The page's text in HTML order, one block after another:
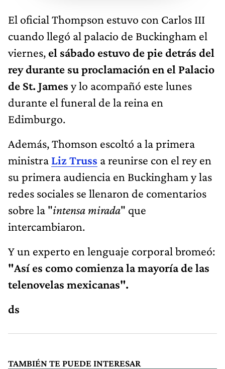
El oficial Thompson estuvo con Carlos III
cuando llegó al palacio de Buckingham el
viernes, el sábado estuvo de pie detrás del
rey durante su proclamación en el Palacio
de St. James y lo acompañó este lunes
durante el funeral de la reina en
Edimburgo.
Además, Thomson escoltó a la primera
ministra Liz Truss a reunirse con el rey en
su primera audiencia en Buckingham y las
redes sociales se llenaron de comentarios
sobre la "intensa mirada" que
intercambiaron.
Y un experto en lenguaje corporal bromeó:
"Así es como comienza la mayoría de las
telenovelas mexicanas".
ds
TAMBIÉN TE PUEDE INTERESAR